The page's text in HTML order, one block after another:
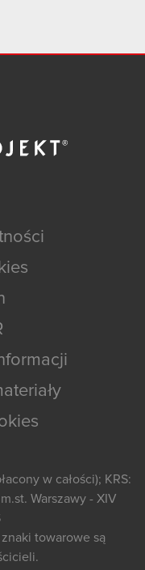
w całości); KRS:
Warszawy - XIV
towarowe są